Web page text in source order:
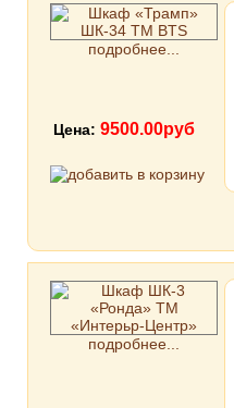
подробнее...
Цена: 9500.00руб
подробнее...